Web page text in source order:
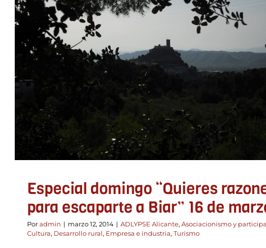
Especial domingo “Quieres razones
escaparte a Biar” 16 de marzo
ADLYPSE Alicante Asociacionismo y participación
Desarrollo
Empresa e industria
Turismo
Especial domingo “Quieres
para escaparte a Biar” 16 de
Poradmin | marzo 12, 2014 | ADLYPSE Alicante, Asociacionismo y
Cultura, Desarrollo rural, Empresa e industria, Turismo